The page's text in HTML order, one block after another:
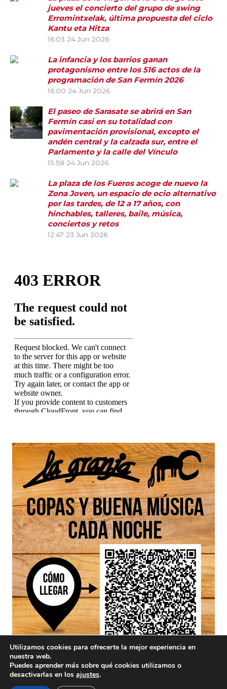
jueves el concierto del grupo de swing
Erromintxelak, última propuesta del ciclo
Kantu eta Hitza
16:03 24 Jun 2026
La infancia y los barrios ganan
protagonismo entre los 516 actos de la
programación de San Fermín 2026
16:00 24 Jun 2026
El paseo de Sarasate se abrirá en San
Fermín casi en su totalidad con
pavimentación provisional, excepto el
andén central y la calzada sur, entre el
Parlamento y la calle del Vínculo
15:58 24 Jun 2026
La plaza de los Fueros acoge de nuevo la
Zona Joven, un espacio de ocio alternativo
por las tardes, de 12 a 17 años, con
hinchables, talleres, baile, música,
conciertos y retos
12:47 23 Jun 2026
Utilizamos cookies para ofrecerte la mejor experiencia en
nuestra web.
Puedes aprender más sobre qué cookies utilizamos o
desactivarlas en los ajustes.